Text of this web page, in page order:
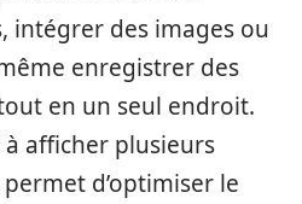
intégrer des images ou
enregistrer des
en un seul endroit.
à afficher plusieurs
d’optimiser le